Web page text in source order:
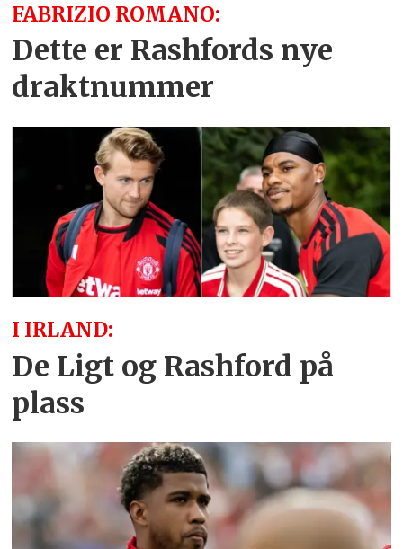
FABRIZIO ROMANO:
Dette er Rashfords nye
draktnummer
I IRLAND:
De Ligt og Rashford på
plass